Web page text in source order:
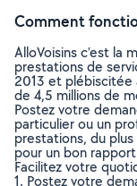
Comment
AlloVoisins c’est la
prestations de
2013 et plébiscitée
de 4,5 millions de
Postez votre
particulier ou un
prestations, du
pour un bon
Facilitez votre
1. Postez votre